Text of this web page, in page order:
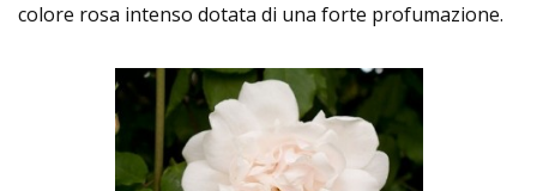
colore rosa intenso dotata di una forte profumazione.